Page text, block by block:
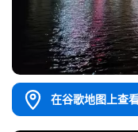
在谷歌地图上查